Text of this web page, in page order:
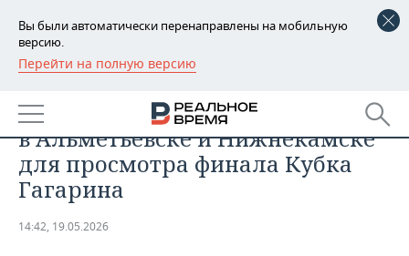
Вы были автоматически перенаправлены на мобильную
версию.
Перейти на полную версию
РЕГИОНЫ
БАШКОРТОСТАН
ТАТАРСТАН
УДМУРТИЯ
НОВОСТИ
АНАЛИТИКА
НОВОСТИ АНАЛИТИКИ
ДЕКЛАРАЦИИ О ДОХОДАХ
ЭКОНОМИКА
НОВОСТИ ЭКОНОМИКИ
ПРОМЫШЛЕННОСТЬ
«Ак Барс» организовал фан-зоны
в Альметьевске и Нижнекамске
для просмотра финала Кубка
Гагарина
14:42, 19.05.2026